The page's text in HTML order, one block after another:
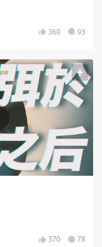
360 93
370 78